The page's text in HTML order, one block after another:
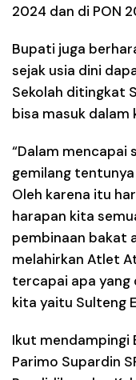
2024 dan di PON
Bupati juga
sejak usia dini
Sekolah ditingkat
bisa masuk dalam
“Dalam mencapai
gemilang
Oleh karena itu
harapan kita
pembinaan bakat
melahirkan Atlet
tercapai apa
kita yaitu Sulteng
Ikut mendampingi
Parimo Supardin